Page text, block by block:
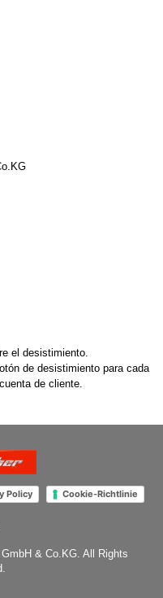
el desistimiento.
de desistimiento para cada
de cliente.
Policy Cookie-Richtlinie
& Co.KG. All Rights